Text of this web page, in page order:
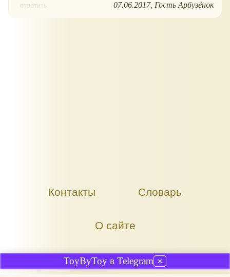
ответить 07.06.2017 Гость Арбузёнок
Контакты Словарь
О сайте
ToyByToy в Telegram ✕